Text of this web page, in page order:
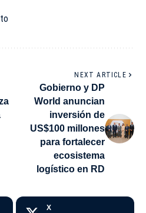
NEXT ARTICLE
Gobierno y DP
World anuncian
inversión de
US$100 millones
para fortalecer
ecosistema
logístico en RD
X